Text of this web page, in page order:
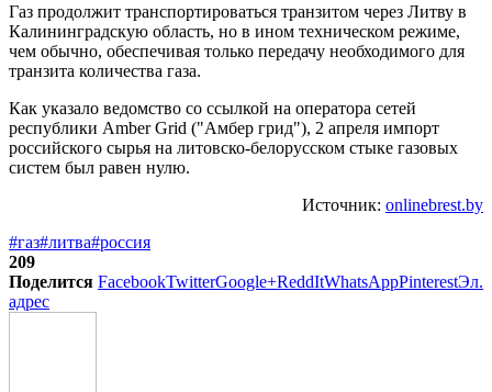
Газ продолжит транспортироваться транзитом через Литву в
Калининградскую область, но в ином техническом режиме,
чем обычно, обеспечивая только передачу необходимого для
транзита количества газа.
Как указало ведомство со ссылкой на оператора сетей
республики Amber Grid ("Амбер грид"), 2 апреля импорт
российского сырья на литовско-белорусском стыке газовых
систем был равен нулю.
Источник: onlinebrest.by
#газ#литва#россия
209
Поделится FacebookTwitterGoogle+ReddItWhatsAppPinterestЭл.
адрес